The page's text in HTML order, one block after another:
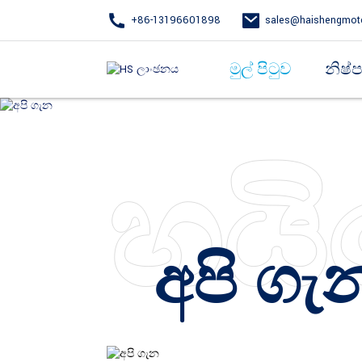
+86-13196601898
මුල් පිටුව
අපි